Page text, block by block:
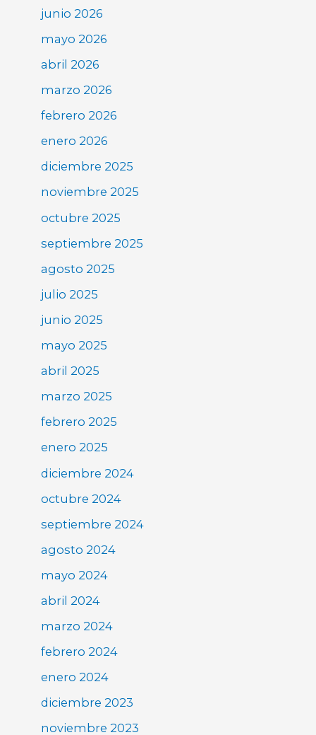
junio 2026
mayo 2026
abril 2026
marzo 2026
febrero 2026
enero 2026
diciembre 2025
noviembre 2025
octubre 2025
septiembre 2025
agosto 2025
julio 2025
junio 2025
mayo 2025
abril 2025
marzo 2025
febrero 2025
enero 2025
diciembre 2024
octubre 2024
septiembre 2024
agosto 2024
mayo 2024
abril 2024
marzo 2024
febrero 2024
enero 2024
diciembre 2023
noviembre 2023